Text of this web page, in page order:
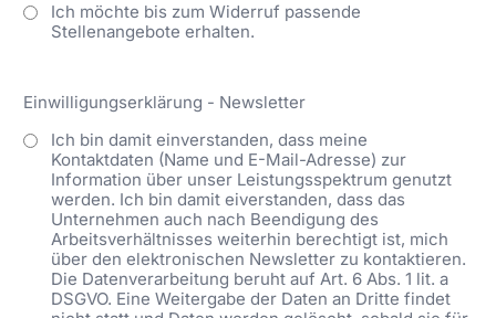
Ich möchte bis zum Widerruf passende
Stellenangebote erhalten.
Einwilligungserklärung - Newsletter
Ich bin damit einverstanden, dass meine
Kontaktdaten (Name und E-Mail-Adresse) zur
Information über unser Leistungsspektrum genutzt
werden. Ich bin damit eiverstanden, dass das
Unternehmen auch nach Beendigung des
Arbeitsverhältnisses weiterhin berechtigt ist, mich
über den elektronischen Newsletter zu kontaktieren.
Die Datenverarbeitung beruht auf Art. 6 Abs. 1 lit. a
DSGVO. Eine Weitergabe der Daten an Dritte findet